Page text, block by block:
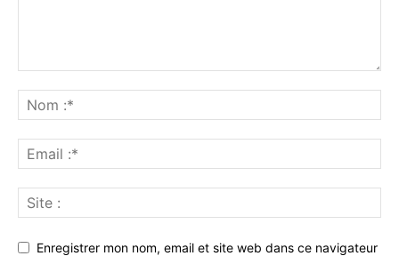
Enregistrer mon nom, email et site web dans ce navigateur